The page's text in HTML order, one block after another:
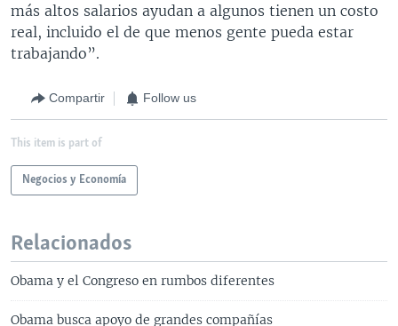
más altos salarios ayudan a algunos tienen un costo
real, incluido el de que menos gente pueda estar
trabajando”.
Compartir Follow us
This item is part of
Negocios y Economía
Relacionados
Obama y el Congreso en rumbos diferentes
Obama busca apoyo de grandes compañías